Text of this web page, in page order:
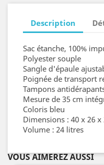
Description
Sac étanche, 100%
Polyester souple
Sangle d'épaule
Poignée de transport
Tampons
Mesure de 35 cm
Coloris bleu
Dimensions : 40 x 26 x
Volume : 24 litres
VOUS AIMEREZ AUSSI